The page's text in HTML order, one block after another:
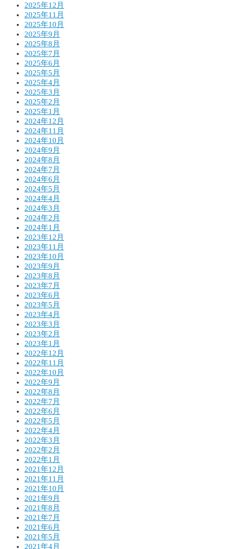
2025年12月
2025年11月
2025年10月
2025年9月
2025年8月
2025年7月
2025年6月
2025年5月
2025年4月
2025年3月
2025年2月
2025年1月
2024年12月
2024年11月
2024年10月
2024年9月
2024年8月
2024年7月
2024年6月
2024年5月
2024年4月
2024年3月
2024年2月
2024年1月
2023年12月
2023年11月
2023年10月
2023年9月
2023年8月
2023年7月
2023年6月
2023年5月
2023年4月
2023年3月
2023年2月
2023年1月
2022年12月
2022年11月
2022年10月
2022年9月
2022年8月
2022年7月
2022年6月
2022年5月
2022年4月
2022年3月
2022年2月
2022年1月
2021年12月
2021年11月
2021年10月
2021年9月
2021年8月
2021年7月
2021年6月
2021年5月
2021年4月